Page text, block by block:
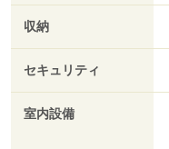
収納
セキュリティ
室内設備